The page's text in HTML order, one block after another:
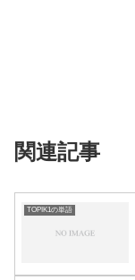
関連記事
TOPIK1の単語